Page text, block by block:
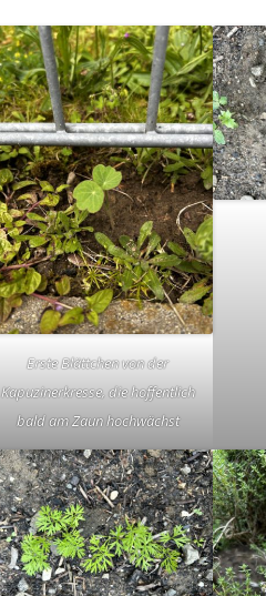
Erste Blättchen von der
Kapuzinerkresse, die hoffentlich
bald am Zaun hochwächst